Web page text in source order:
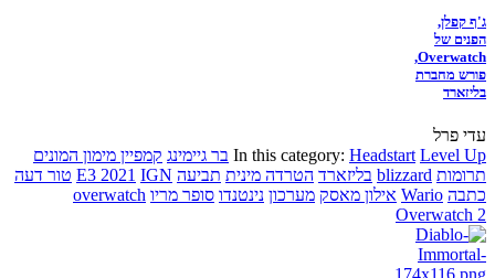
ג'ף קפלן,
הפנים של
Overwatch,
פורש מחברת
בליזארד
עדי פרל
In this category: Headstart Level Up בר גיימינג קמפיין מימון המונים
תרומות blizzard בליזארד הטרדה מינית תביעה E3 2021 IGN
טור דעה
כתבה Wario אילון מאסק מערכון נינטנדו סופר מריו overwatch
Overwatch 2